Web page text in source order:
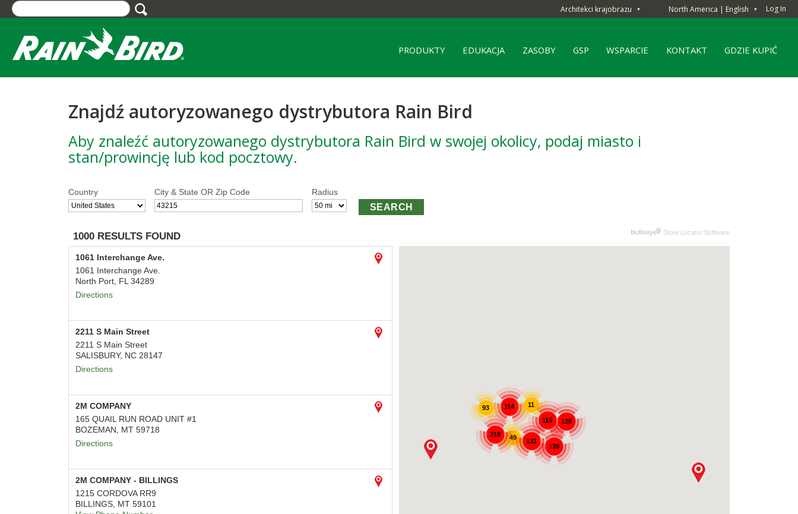
Skip
to
content
Architekci krajobrazu ▼ North America | English ▼ Log In
PRODUKTY EDUKACJA ZASOBY GSP WSPARCIE KONTAKT GDZIE KUPIĆ
Znajdź autoryzowanego dystrybutora Rain Bird
Aby znaleźć autoryzowanego dystrybutora Rain Bird w swojej okolicy, podaj miasto i
stan/prowincję lub kod pocztowy.